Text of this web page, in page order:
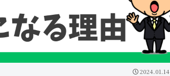
2024.01.14